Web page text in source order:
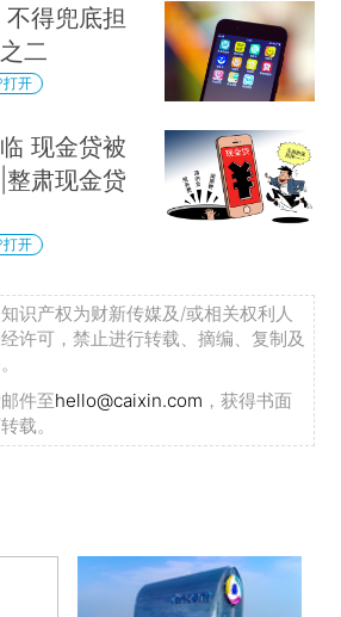
得兜底担
二
打开
现金贷被
肃现金贷
打开
识产权为财新传媒及/或相关权利人
许可，禁止进行转载、摘编、复制及
件至hello@caixin.com ，获得书面
载。